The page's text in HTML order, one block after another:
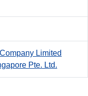
Limited
Pte. Ltd.